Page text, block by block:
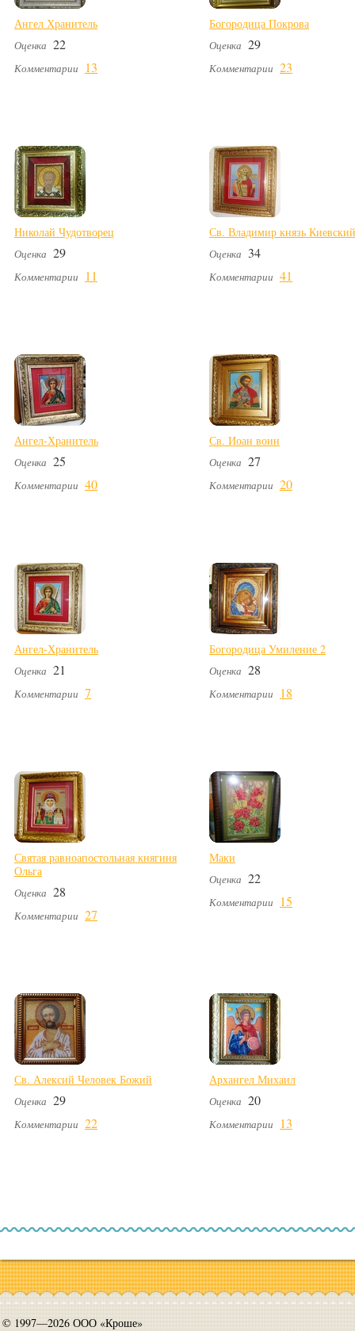
Ангел Хранитель
Оценка 22
Комментарии 13
Богородица Покрова
Оценка 29
Комментарии 23
Николай Чудотворец
Оценка 29
Комментарии 11
Св. Владимир князь Киевский
Оценка 34
Комментарии 41
Ангел-Хранитель
Оценка 25
Комментарии 40
Св. Иоан воин
Оценка 27
Комментарии 20
Ангел-Хранитель
Оценка 21
Комментарии 7
Богородица Умиление 2
Оценка 28
Комментарии 18
Святая равноапостольная княгиня
Ольга
Оценка 28
Комментарии 27
Маки
Оценка 22
Комментарии 15
Св. Алексий Человек Божий
Оценка 29
Комментарии 22
Архангел Михаил
Оценка 20
Комментарии 13
© 1997—2026 ООО «Кроше»